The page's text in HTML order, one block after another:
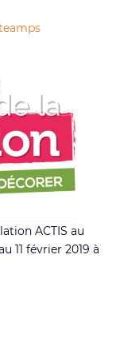
ACTIS au
11 février 2019 à